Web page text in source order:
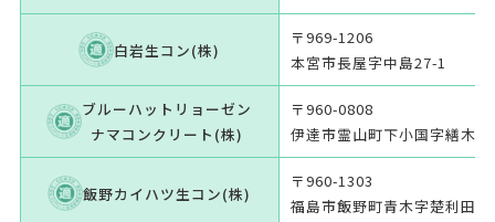
白岩生コン(株)
〒969-1206
本宮市長屋字中島27-1
ブルーハットリョーゼン
ナマコンクリート(株)
〒960-0808
伊達市霊山町下小国字繕木
飯野カイハツ生コン(株)
〒960-1303
福島市飯野町青木字楚利田4